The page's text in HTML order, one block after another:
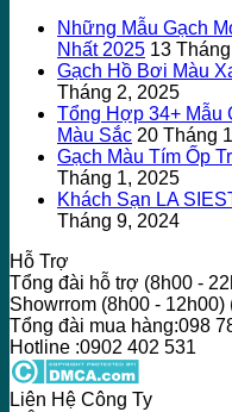
Những Mẫu Gạch
Nhất 2025 13
Gạch Hồ Bơi Màu
Tháng 2, 2025
Tổng Hợp 34+ Mẫu
Màu Sắc 20 Tháng
Gạch Màu Tím Ốp
Tháng 1, 2025
Khách Sạn LA
Tháng 9, 2024
Hỗ Trợ
Tổng đài hỗ trợ (8h00 -
Showrrom (8h00 - 12h00)
Tổng đài mua hàng:098
Hotline :0902 402 531
Liên Hệ Công Ty